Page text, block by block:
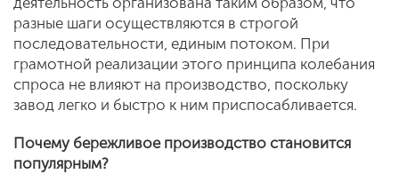
разные шаги осуществляются в строгой
последовательности, единым потоком. При
грамотной реализации этого принципа колебания
спроса не влияют на производство, поскольку
завод легко и быстро к ним приспосабливается.
Почему бережливое производство становится
популярным?